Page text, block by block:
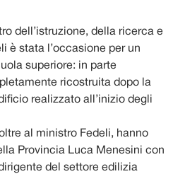
dell’istruzione, della ricerca e
è stata l’occasione per un
superiore: in parte
ricostruita dopo la
realizzato all’inizio degli
al ministro Fedeli, hanno
Provincia Luca Menesini con
del settore edilizia